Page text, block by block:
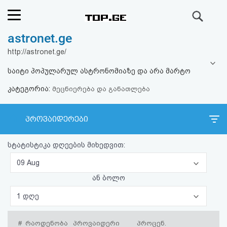
რეიტინგი
ფოსტა
კითხვა-
პასუხი
ავტორიზაცია
რეგისტრაცია
astronet.ge
http://astronet.ge/
საიტი პოპულარულ ასტრონომიაზე და არა მარტო
კატეგორია: მეცნიერება და განათლება
პროვაიდერები
სტატისტიკა დღეების მიხედვით:
09 Aug
ან ბოლო
1 დღე
# რაოდენობა პროვაიდერი პროცენ.